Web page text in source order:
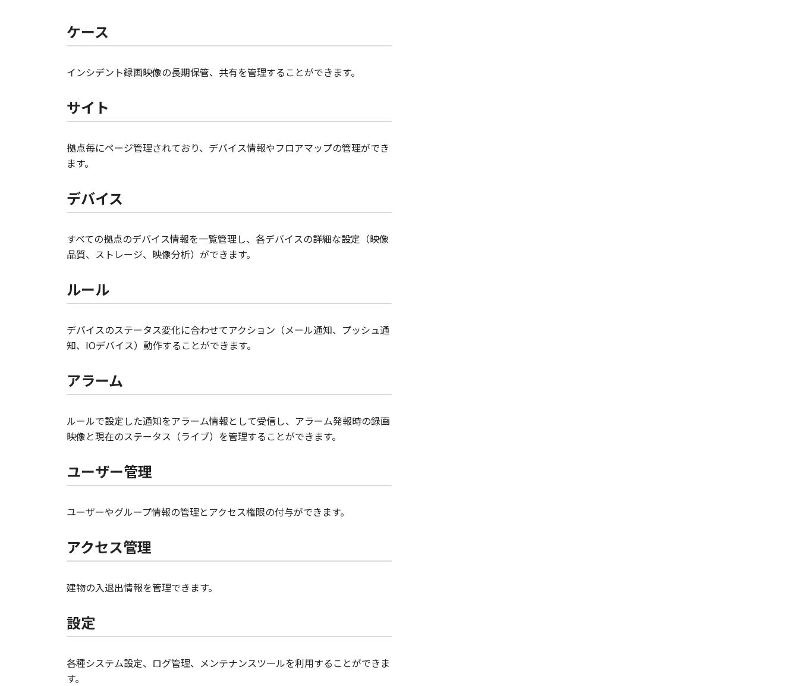
ケース
インシデント録画映像の長期保管、共有を管理することができます。
サイト
拠点毎にページ管理されており、デバイス情報やフロアマップの管理ができ
ます。
デバイス
すべての拠点のデバイス情報を一覧管理し、各デバイスの詳細な設定（映像
品質、ストレージ、映像分析）ができます。
ルール
デバイスのステータス変化に合わせてアクション（メール通知、プッシュ通
知、IOデバイス）動作することができます。
アラーム
ルールで設定した通知をアラーム情報として受信し、アラーム発報時の録画
映像と現在のステータス（ライブ）を管理することができます。
ユーザー管理
ユーザーやグループ情報の管理とアクセス権限の付与ができます。
アクセス管理
建物の入退出情報を管理できます。
設定
各種システム設定、ログ管理、メンテナンスツールを利用することができま
す。